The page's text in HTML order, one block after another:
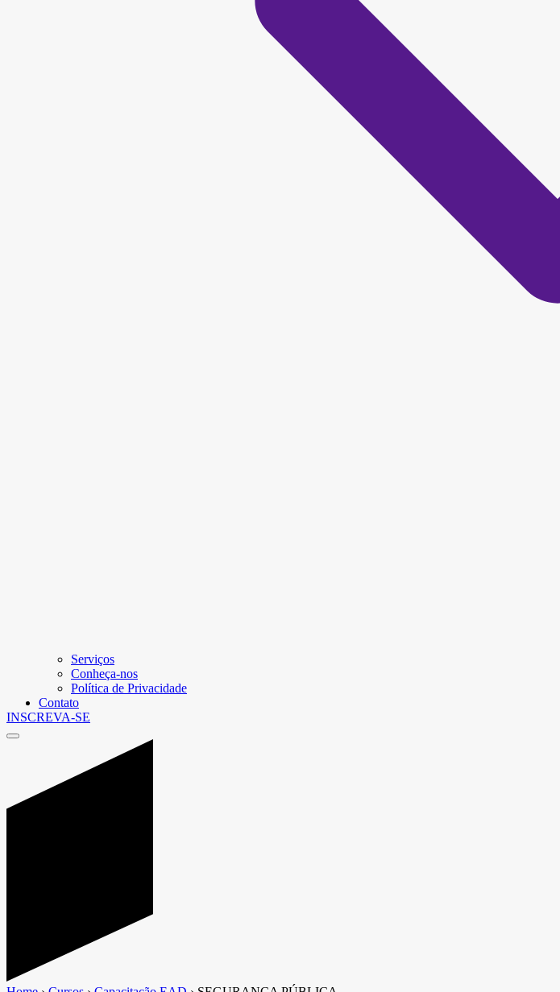
Serviços
Conheça-nos
Política de Privacidade
Contato
INSCREVA-SE